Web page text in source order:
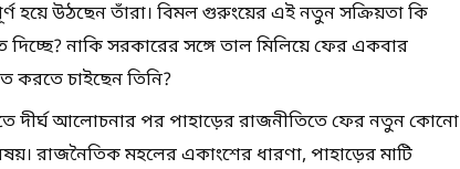
হয়ে উঠছেন তাঁরা। বিমল গুরুংয়ের এই নতুন সক্রিয়তা কি
নাকি সরকারের সঙ্গে তাল মিলিয়ে ফের একবার
করতে চাইছেন তিনি?
দীর্ঘ আলোচনার পর পাহাড়ের রাজনীতিতে ফের নতুন কোনো
রাজনৈতিক মহলের একাংশের ধারণা, পাহাড়ের মাটি